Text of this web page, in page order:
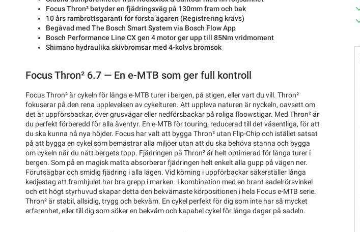
Focus Thron² betyder en fjädringsväg på 130mm fram och bak
10 års rambrottsgaranti för första ägaren (Registrering krävs)
Begåvad med The Bosch Smart System via Bosch Flow App
Bosch Performance Line CX gen 4 motor ger upp till 85Nm vridmoment
Shimano hydraulika skivbromsar med 4-kolvs bromsok
Focus Thron² 6.7 — En e-MTB som ger full kontroll
Focus Thron² är cykeln för långa e-MTB turer i bergen, på stigen, eller vart du vill. Thron²
fokuserar på den rena upplevelsen av cykelturen. Att uppleva naturen är nyckeln, oavsett om
det är uppförsbackar, över grusvägar eller nedförsbackar på roliga floowstigar. Med Thron² är
du perfekt förberedd för alla äventyr. En e-MTB för touring, reducerad till det väsentliga, för att
du ska kunna nå nya höjder. Focus har valt att bygga Thron² utan Flip-Chip och istället satsat
på att bygga en cykel som bemästrar alla miljöer utan att du ska behöva stanna och bygga
om cykeln när du nått bergets topp. Fjädringen på Thron² är helt optimerad för långa turer i
bergen. Som på en magisk matta absorberar fjädringen helt enkelt alla gupp på vägen ner.
Förutsägbar och smidig fjädring i alla lägen. Vid körning i uppförbackar säkerställer långa
kedjestag att framhjulet har bra grepp i marken. I kombination med en brant sadelrörsvinkel
och ett högt styrhuvud skapar detta den bekvämaste körpositionen i hela Focus e-MTB serie.
Thron² är stabil, allsidig, trygg och bekväm. En cykel perfekt för dig som inte har så mycket
erfarenhet, eller till dig som söker en bekväm och kapabel cykel för långa dagar på sadeln.